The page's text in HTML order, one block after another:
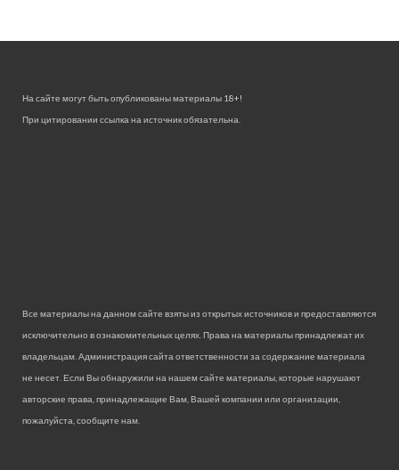
На сайте могут быть опубликованы материалы 18+!
При цитировании ссылка на источник обязательна.
Все материалы на данном сайте взяты из открытых источников и предоставляются
исключительно в ознакомительных целях. Права на материалы принадлежат их
владельцам. Администрация сайта ответственности за содержание материала
не несет. Если Вы обнаружили на нашем сайте материалы, которые нарушают
авторские права, принадлежащие Вам, Вашей компании или организации,
пожалуйста, сообщите нам.